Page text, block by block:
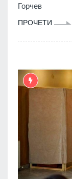
Горчев
ПРОЧЕТИ